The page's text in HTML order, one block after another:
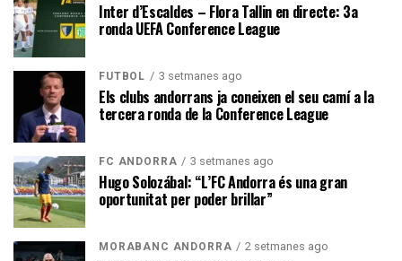
Inter d’Escaldes – Flora Tallin en directe: 3a
ronda UEFA Conference League
FUTBOL 3 setmanes ago
Els clubs andorrans ja coneixen el seu camí a la
tercera ronda de la Conference League
FC ANDORRA 3 setmanes ago
Hugo Solozábal: “L’FC Andorra és una gran
oportunitat per poder brillar”
MORABANC ANDORRA 2 setmanes ago